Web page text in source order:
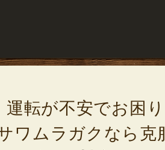
運転が不安でお困
ワムラガクなら克